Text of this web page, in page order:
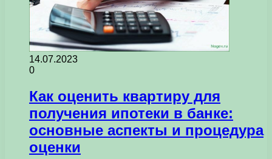
14.07.2023
0
Как оценить квартиру для
получения ипотеки в банке:
основные аспекты и процедура
оценки